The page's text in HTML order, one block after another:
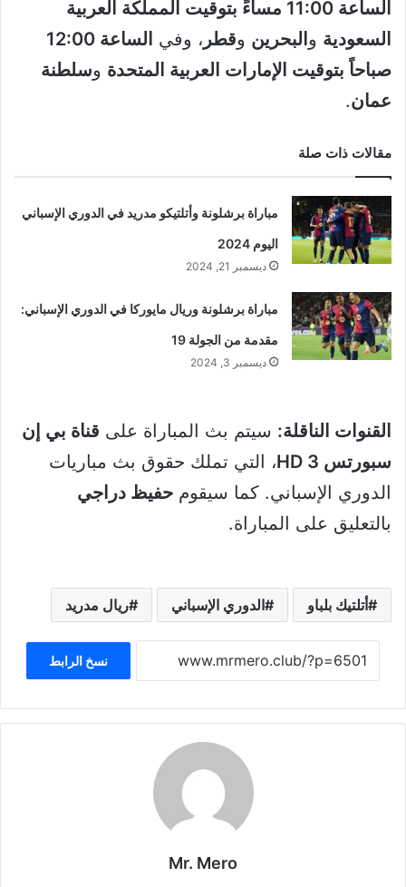
الساعة 11:00 مساءً بتوقيت المملكة العربية
السعودية و البحرين وقطر ، وفي
الساعة 12:00
صباحاً بتوقيت الإمارات العربية المتحدة وسلطنة
عمان.
مقالات ذات صلة
مباراة برشلونة وأتلتيكو مدريد في الدوري الإسباني
اليوم 2024
ديسمبر 21, 2024
مباراة برشلونة وريال مايوركا في الدوري الإسباني:
مقدمة من الجولة 19
ديسمبر 3, 2024
القنوات الناقلة: سيتم بث المباراة على قناة بي إن
سبورتس HD 3
، التي تملك حقوق بث مباريات
الدوري الإسباني. كما سيقوم حفيظ دراجي
بالتعليق على المباراة.
أتلتيك بلباو الدوري الإسباني ريال مدريد
نسخ الرابط
Mr. Mero